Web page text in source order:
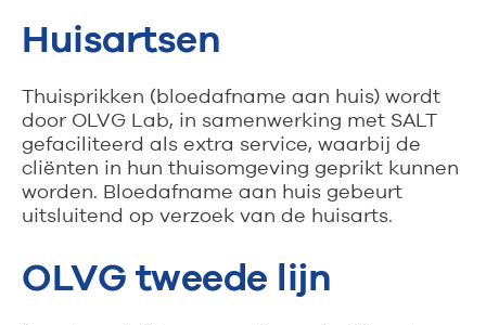
Huisartsen
Thuisprikken (bloedafname aan huis) wordt
door OLVG Lab, in samenwerking met SALT
gefaciliteerd als extra service, waarbij de
cliënten in hun thuisomgeving geprikt kunnen
worden. Bloedafname aan huis gebeurt
uitsluitend op verzoek van de huisarts.
OLVG tweede lijn